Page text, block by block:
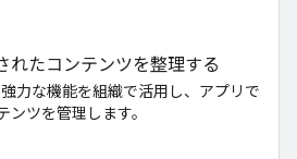
れたコンテンツを整理する
力な機能を組織で活用し、アプリで
ンツを管理します。